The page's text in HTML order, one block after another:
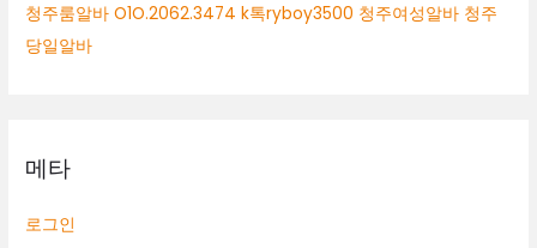
청주룸알바 O1O.2062.3474 k톡ryboy3500 청주여성알바 청주
당일알바
메타
로그인